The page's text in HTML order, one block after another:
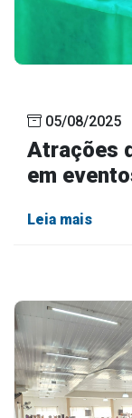
05/08/2025
Atrações
em
Leia mais